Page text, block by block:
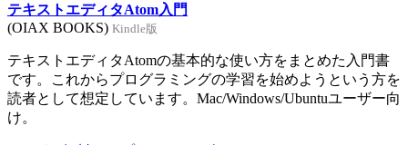
テキストエディタAtom入門
(OIAX BOOKS) Kindle版
テキストエディタAtomの基本的な使い方をまとめた入門書
です。これからプログラミングの学習を始めようという方を
読者として想定しています。Mac/Windows/Ubuntuユーザー向
け。